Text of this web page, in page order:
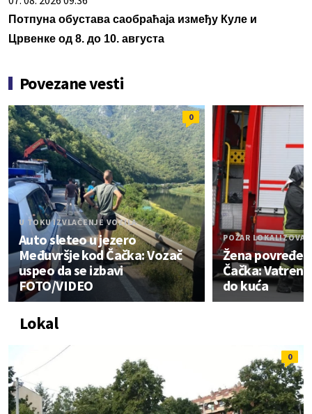
Потпуна обустава саобраћаја између Куле и
Црвенке од 8. до 10. августа
Povezane vesti
0
U TOKU IZVLAČENJE VOZILA
Auto sleteo u jezero
Međuvršje kod Čačka: Vozač
uspeo da se izbavi
FOTO/VIDEO
POŽAR LOKALIZOVAN
Žena
Čačka:
do kuća
Lokal
0